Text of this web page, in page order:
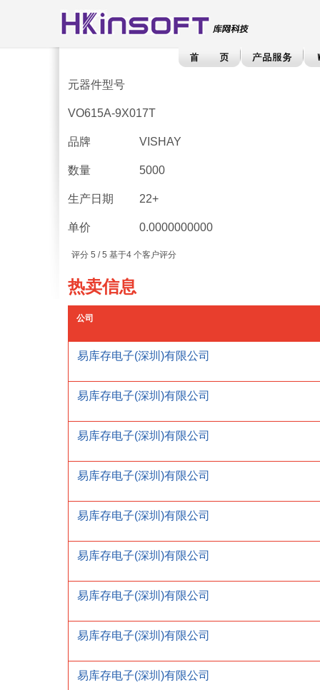
元器件型号
VO615A-9X017T
品牌 VISHAY
数量 5000
生产日期 22+
单价 0.0000000000
评分 5 / 5 基于4个客户评分
热卖信息
公司
易库存电子(深圳)有限公司
易库存电子(深圳)有限公司
易库存电子(深圳)有限公司
易库存电子(深圳)有限公司
易库存电子(深圳)有限公司
易库存电子(深圳)有限公司
易库存电子(深圳)有限公司
易库存电子(深圳)有限公司
易库存电子(深圳)有限公司